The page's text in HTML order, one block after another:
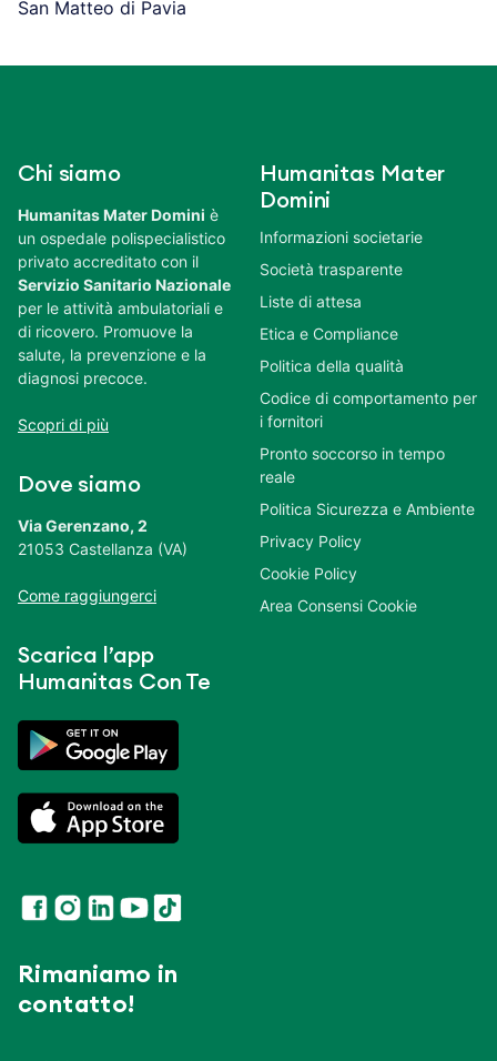
San Matteo di Pavia
Chi siamo
Humanitas Mater Domini è
un ospedale polispecialistico
privato accreditato con il
Servizio Sanitario Nazionale
per le attività ambulatoriali e
di ricovero. Promuove la
salute, la prevenzione e la
diagnosi precoce.
Scopri di più
Dove siamo
Via Gerenzano, 2
21053 Castellanza (VA)
Come raggiungerci
Scarica l’app
Humanitas Con Te
Rimaniamo in
contatto!
Humanitas Mater
Domini
Informazioni societarie
Società trasparente
Liste di attesa
Etica e Compliance
Politica della qualità
Codice di comportamento per
i fornitori
Pronto soccorso in tempo
reale
Politica Sicurezza e Ambiente
Privacy Policy
Cookie Policy
Area Consensi Cookie